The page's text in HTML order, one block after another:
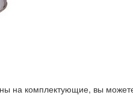
на комплектующие, вы